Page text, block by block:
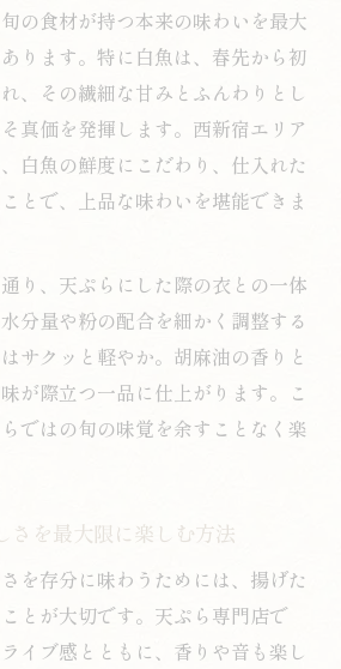
の食材が持つ本来の味わいを最大
ります。特に白魚は、春先から初
、その繊細な甘みとふんわりとし
真価を発揮します。西新宿エリア
白魚の鮮度にこだわり、仕入れた
とで、上品な味わいを堪能できま
り、天ぷらにした際の衣との一体
分量や粉の配合を細かく調整する
サクッと軽やか。胡麻油の香りと
が際立つ一品に仕上がります。こ
ではの旬の味覚を余すことなく楽
さを最大限に楽しむ方法
を存分に味わうためには、揚げた
とが大切です。天ぷら専門店で
イブ感とともに、香りや音も楽し